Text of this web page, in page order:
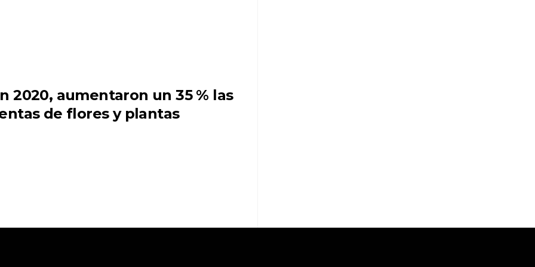
2020, aumentaron un 35 % las
de flores y plantas